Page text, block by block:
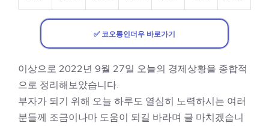
✅ 코오롱인더우 바로가기
이상으로 2022년 9월 27일 오늘의 경제상황을 종합적
으로 정리해보았습니다.
부자가 되기 위해 오늘 하루도 열심히 노력하시는 여러
분들께 조금이나마 도움이 되길 바라며 글 마치겠습니